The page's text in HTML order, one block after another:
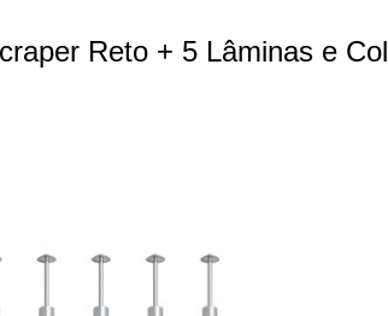
Reto + 5 Lâminas e